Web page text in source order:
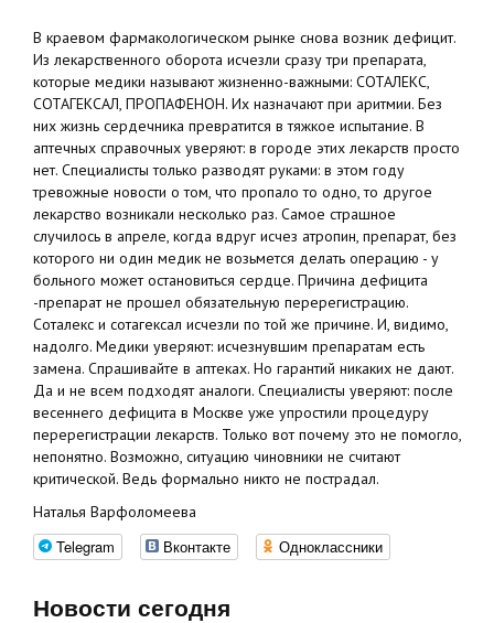
В краевом фармакологическом рынке снова возник дефицит.
Из лекарственного оборота исчезли сразу три препарата,
которые медики называют жизненно-важными: СОТАЛЕКС,
СОТАГЕКСАЛ, ПРОПАФЕНОН. Их назначают при аритмии. Без
них жизнь сердечника превратится в тяжкое испытание. В
аптечных справочных уверяют: в городе этих лекарств просто
нет. Специалисты только разводят руками: в этом году
тревожные новости о том, что пропало то одно, то другое
лекарство возникали несколько раз. Самое страшное
случилось в апреле, когда вдруг исчез атропин, препарат, без
которого ни один медик не возьмется делать операцию - у
больного может остановиться сердце. Причина дефицита
-препарат не прошел обязательную перерегистрацию.
Соталекс и сотагексал исчезли по той же причине. И, видимо,
надолго. Медики уверяют: исчезнувшим препаратам есть
замена. Спрашивайте в аптеках. Но гарантий никаких не дают.
Да и не всем подходят аналоги. Специалисты уверяют: после
весеннего дефицита в Москве уже упростили процедуру
перерегистрации лекарств. Только вот почему это не помогло,
непонятно. Возможно, ситуацию чиновники не считают
критической. Ведь формально никто не пострадал.
Наталья Варфоломеева
Telegram Вконтакте Одноклассники
Новости сегодня